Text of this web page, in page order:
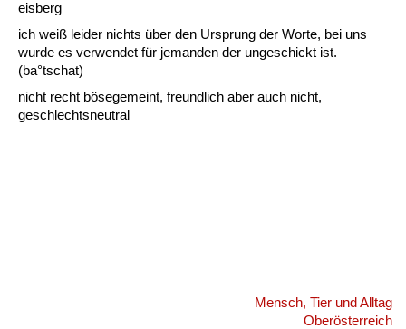
eisberg
ich weiß leider nichts über den Ursprung der Worte, bei uns
wurde es verwendet für jemanden der ungeschickt ist.
(ba°tschat)
nicht recht bösegemeint, freundlich aber auch nicht,
geschlechtsneutral
Mensch, Tier und Alltag
Oberösterreich